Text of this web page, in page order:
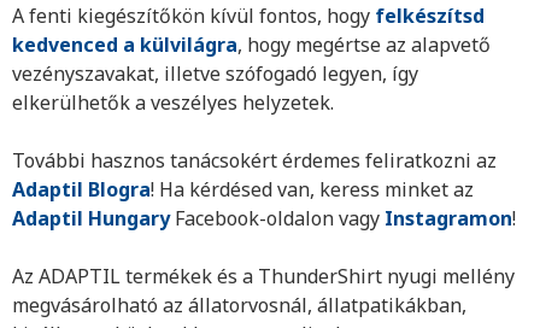
A fenti kiegészítőkön kívül fontos, hogy felkészítsd
kedvenced a külvilágra, hogy megértse az alapvető
vezényszavakat, illetve szófogadó legyen, így
elkerülhetők a veszélyes helyzetek.
További hasznos tanácsokért érdemes feliratkozni az
Adaptil Blogra! Ha kérdésed van, keress minket az
Adaptil HungaryFacebook-oldalon vagy Instagramon!
Az ADAPTIL termékek és a ThunderShirt nyugi mellény
megvásárolható az állatorvosnál, állatpatikákban,